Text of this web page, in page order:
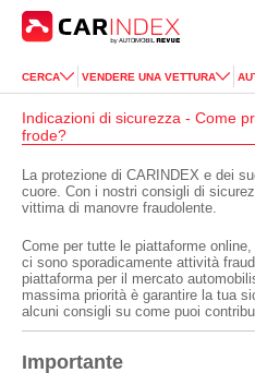
CERCA VENDERE UNA VETTURA
Indicazioni di sicurezza - Come
frode?
La protezione di CARINDEX e dei
cuore. Con i nostri consigli di
vittima di manovre fraudolente.
Come per tutte le piattaforme
ci sono sporadicamente attività
piattaforma per il mercato
massima priorità è garantire la tua
alcuni consigli su come puoi
Importante